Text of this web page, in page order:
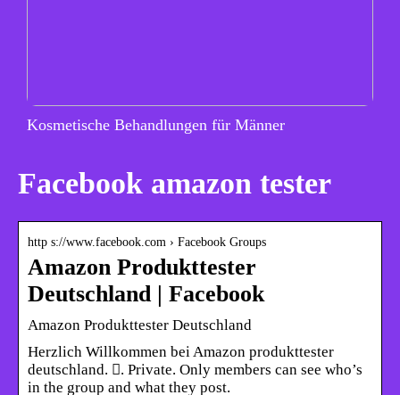
Kosmetische Behandlungen für Männer
Facebook amazon tester
http s://www.facebook.com › Facebook Groups
Amazon Produkttester
Deutschland | Facebook
Amazon Produkttester Deutschland
Herzlich Willkommen bei Amazon produkttester
deutschland. 󰚼. Private. Only members can see who’s
in the group and what they post.